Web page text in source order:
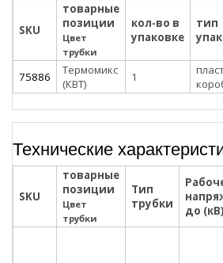
SKU
товарные
позиции
Цвет
трубки
кол-во в
упаковке
тип
75886
Термомикс
(КВТ)
1
Технические
SKU
товарные
позиции
Цвет
трубки
Тип
трубки
до (кВ)